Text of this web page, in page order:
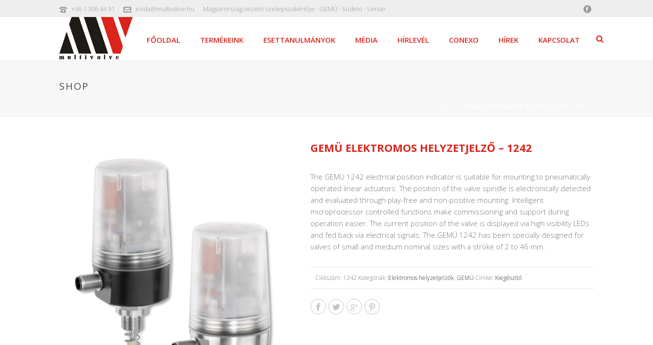
+36 1 306 44 91 iroda@multivalve.hu Magyarország vezető szelepszakértője · GEMÜ · Südmo · Venair
FŐOLDAL TERMÉKEINK ESETTANULMÁNYOK MÉDIA HÍRLEVÉL CONEXO HÍREK KAPCSOLAT
SHOP
GEMÜ ELEKTROMOS HELYZETJELZŐ – 1242
The GEMÜ 1242 electrical position indicator is suitable for mounting to pneumatically
operated linear actuators. The position of the valve spindle is electronically detected
and evaluated through play-free and non-positive mounting. Intelligent
microprocessor controlled functions make commissioning and support during
operation easier. The current position of the valve is displayed via high visibility LEDs
and fed back via electrical signals. The GEMÜ 1242 has been specially designed for
valves of small and medium nominal sizes with a stroke of 2 to 46 mm.
Cikkszám: 1242 Kategóriák: Elektromos helyzetjelzők, GEMÜ Címke: Kiegészítő